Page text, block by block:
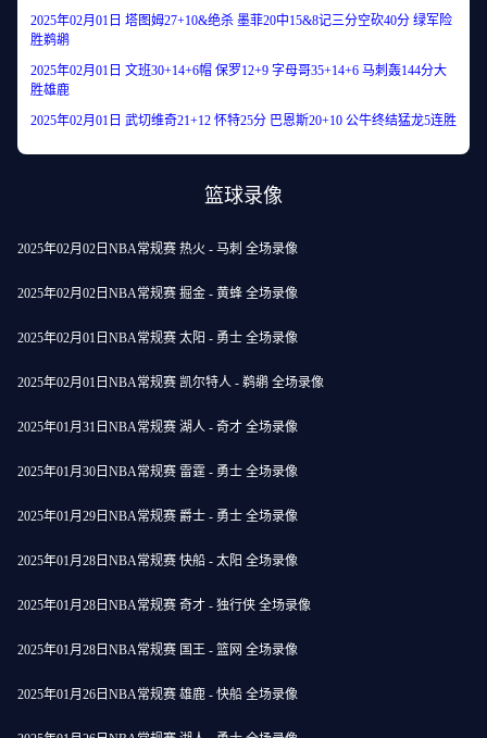
2025年02月01日 塔图姆27+10&绝杀 墨菲20中15&8记三分空砍40分 绿军险
胜鹈鹕
2025年02月01日 文班30+14+6帽 保罗12+9 字母哥35+14+6 马刺轰144分大
胜雄鹿
2025年02月01日 武切维奇21+12 怀特25分 巴恩斯20+10 公牛终结猛龙5连胜
篮球录像
2025年02月02日NBA常规赛 热火 - 马刺 全场录像
2025年02月02日NBA常规赛 掘金 - 黄蜂 全场录像
2025年02月01日NBA常规赛 太阳 - 勇士 全场录像
2025年02月01日NBA常规赛 凯尔特人 - 鹈鹕 全场录像
2025年01月31日NBA常规赛 湖人 - 奇才 全场录像
2025年01月30日NBA常规赛 雷霆 - 勇士 全场录像
2025年01月29日NBA常规赛 爵士 - 勇士 全场录像
2025年01月28日NBA常规赛 快船 - 太阳 全场录像
2025年01月28日NBA常规赛 奇才 - 独行侠 全场录像
2025年01月28日NBA常规赛 国王 - 篮网 全场录像
2025年01月26日NBA常规赛 雄鹿 - 快船 全场录像